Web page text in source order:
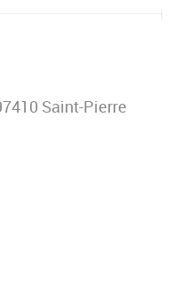
Saint-Pierre